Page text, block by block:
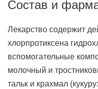
Состав и
Лекарство содержит
хлорпротиксена
вспомогательные
молочный и
тальк и крахмал